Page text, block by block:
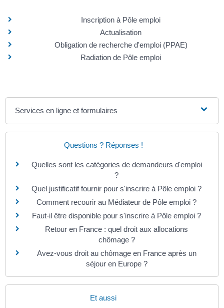
Inscription à Pôle emploi
Actualisation
Obligation de recherche d'emploi (PPAE)
Radiation de Pôle emploi
Services en ligne et formulaires
Questions ? Réponses !
Quelles sont les catégories de demandeurs d'emploi
?
Quel justificatif fournir pour s'inscrire à Pôle emploi ?
Comment recourir au Médiateur de Pôle emploi ?
Faut-il être disponible pour s'inscrire à Pôle emploi ?
Retour en France : quel droit aux allocations
chômage ?
Avez-vous droit au chômage en France après un
séjour en Europe ?
Et aussi